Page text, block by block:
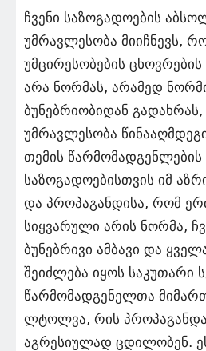
ჩვენი საზოგადოების
უმრავლესობა მიიჩნევს,
უმცირესობების
არა ნორმას, არამედ
ბუნებრიობიდან გადახრას,
უმრავლესობა
თემის წარმომადგენლების
საზოგადოებისთვის იმ
და პროპაგანდისა, რომ
სიყვარული არის ნორმა,
ბუნებრივი ამბავი და
შეიძლება იყოს საკუთარი
წარმომადგენელთა
ლტოლვა, რის
აგრესიულად ცდილობენ. ეს